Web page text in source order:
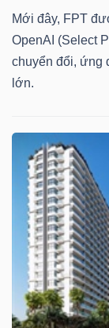
Mới đây, FPT
OpenAI (Select
chuyển đổi, ứng
lớn.
Dữ
liệu
tài